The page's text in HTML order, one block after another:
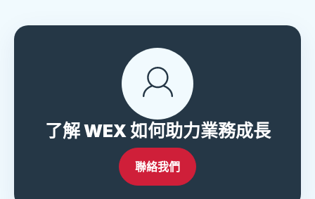
了解 WEX 如何助力業務成長
聯絡我們